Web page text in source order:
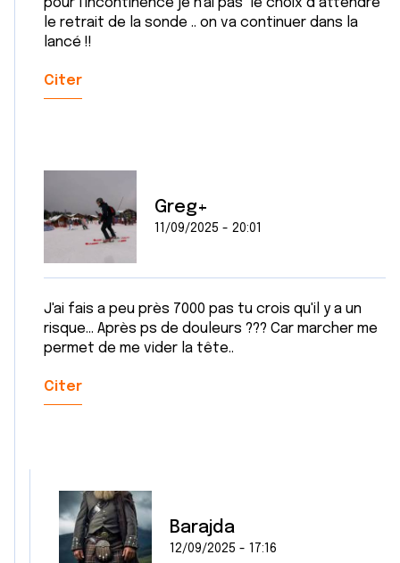
ou qu'ils ont collectées lors de votre utilisation de leurs
services.
pour l'incontinence je n'ai pas le choix d attendre
le retrait de la sonde .. on va continuer dans la
lancé !!
Citer
Greg+
11/09/2025 - 20:01
J'ai fais a peu près 7000 pas tu crois qu'il y a un
risque... Après ps de douleurs ??? Car marcher me
permet de me vider la tête..
Citer
Barajda
12/09/2025 - 17:16